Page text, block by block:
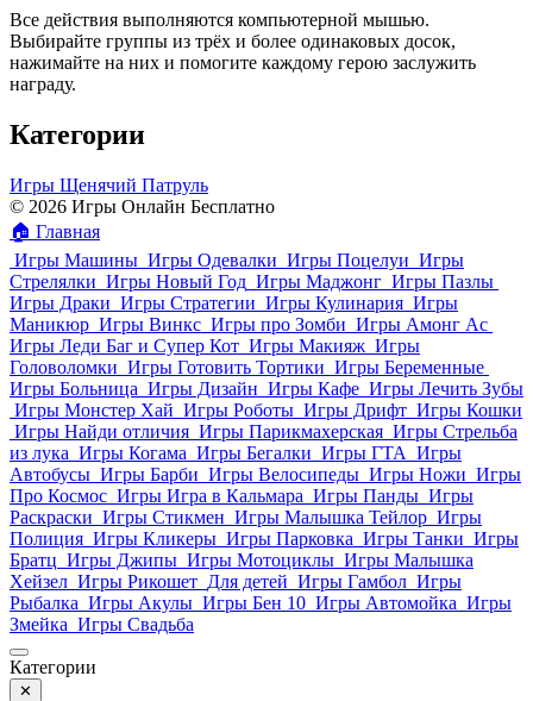
Все действия выполняются компьютерной мышью.
Выбирайте группы из трёх и более одинаковых досок,
нажимайте на них и помогите каждому герою заслужить
награду.
Категории
Игры Щенячий Патруль
© 2026 Игры Онлайн Бесплатно
🏠 Главная
Игры Машины Игры Одевалки Игры Поцелуи Игры
Стрелялки Игры Новый Год Игры Маджонг Игры Пазлы
Игры Драки Игры Стратегии Игры Кулинария Игры
Маникюр Игры Винкс Игры про Зомби Игры Амонг Ас
Игры Леди Баг и Супер Кот Игры Макияж Игры
Головоломки Игры Готовить Тортики Игры Беременные
Игры Больница Игры Дизайн Игры Кафе Игры Лечить Зубы
Игры Монстер Хай Игры Роботы Игры Дрифт Игры Кошки
Игры Найди отличия Игры Парикмахерская Игры Стрельба
из лука Игры Когама Игры Бегалки Игры ГТА Игры
Автобусы Игры Барби Игры Велосипеды Игры Ножи Игры
Про Космос Игры Игра в Кальмара Игры Панды Игры
Раскраски Игры Стикмен Игры Малышка Тейлор Игры
Полиция Игры Кликеры Игры Парковка Игры Танки Игры
Братц Игры Джипы Игры Мотоциклы Игры Малышка
Хейзел Игры Рикошет Для детей Игры Гамбол Игры
Рыбалка Игры Акулы Игры Бен 10 Игры Автомойка Игры
Змейка Игры Свадьба
Категории
✕